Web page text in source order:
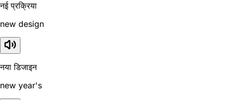
नई प्रक्रिया
new design
नया डिजाइन
new year's